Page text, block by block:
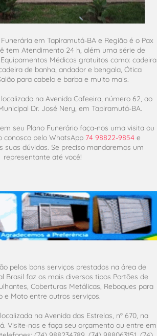
em Tapiramutá-BA e Região é o Pax
tem Atendimento 24 h, além uma série de
Médicos gratuitos como: cadeira
de banha, andador e bengala, Ótica
para cabelo e barba e muito mais.
na Avenida Cafeeira, número 62, ao
Dr. José Nery, em Tapiramutá-BA.
seu Plano Funerário faça-nos uma visita ou
conosco pelo WhatsApp 74 98822-9854 e
suas dúvidas. Se preciso mandaremos um
representante até você!
pelos bons serviços prestados na área de
Brasil faz os mais diversos tipos Portões de
Coberturas Metálicas, Reboques para
e Moto entre outros serviços.
na Avenida das Estrelas, nº 670, na
Visite-nos e faça seu orçamento ou entre em